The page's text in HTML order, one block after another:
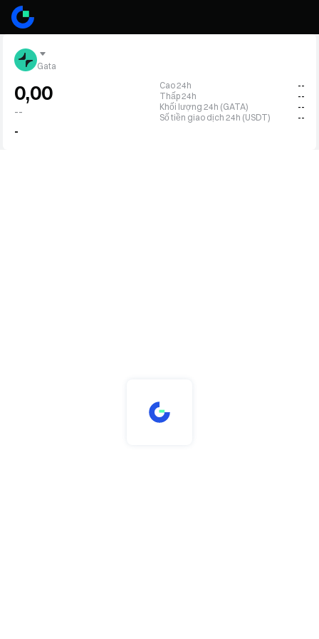
Gata
0,00
--
-
Cao 24h
--
Thấp 24h
--
Khối lượng 24h (GATA)
--
Số tiền giao dịch 24h (USDT)
--